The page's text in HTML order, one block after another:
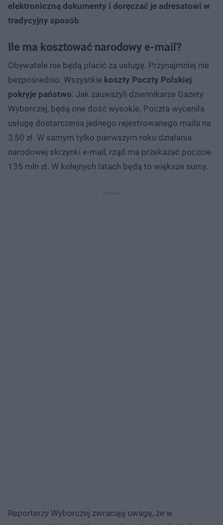
elektroniczną dokumenty i doręczać je adresatowi w
tradycyjny sposób.
Ile ma kosztować narodowy e-mail?
Obywatele nie będą płacić za usługę. Przynajmniej nie
bezpośrednio. Wszystkie koszty Poczty Polskiej
pokryje państwo. Jak zauważyli dziennikarze Gazety
Wyborczej, będą one dość wysokie. Poczta wyceniła
usługę dostarczenia jednego rejestrowanego maila na
3,50 zł. W samym tylko pierwszym roku działania
narodowej skrzynki e-mail, rząd ma przekazać poczcie
135 mln zł. W kolejnych latach będą to większe sumy.
Reporterzy Wyborczej zwracają uwagę, że w